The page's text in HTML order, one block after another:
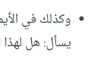
وكذلك في
يسأل: هل لهذا